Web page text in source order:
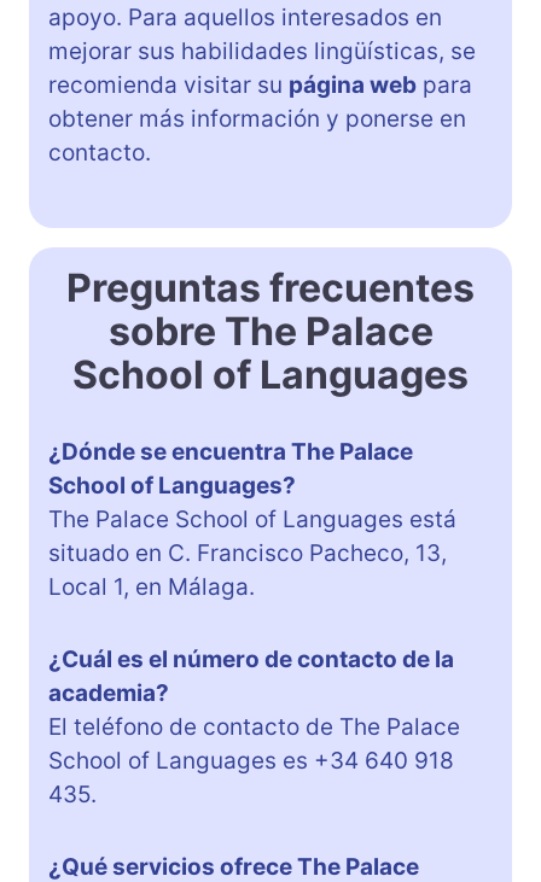
apoyo. Para aquellos interesados en
mejorar sus habilidades lingüísticas, se
recomienda visitar su página web para
obtener más información y ponerse en
contacto.
Preguntas frecuentes
sobre The Palace
School of Languages
¿Dónde se encuentra The Palace
School of Languages?
The Palace School of Languages está
situado en C. Francisco Pacheco, 13,
Local 1, en Málaga.
¿Cuál es el número de contacto de la
academia?
El teléfono de contacto de The Palace
School of Languages es +34 640 918
435.
¿Qué servicios ofrece The Palace